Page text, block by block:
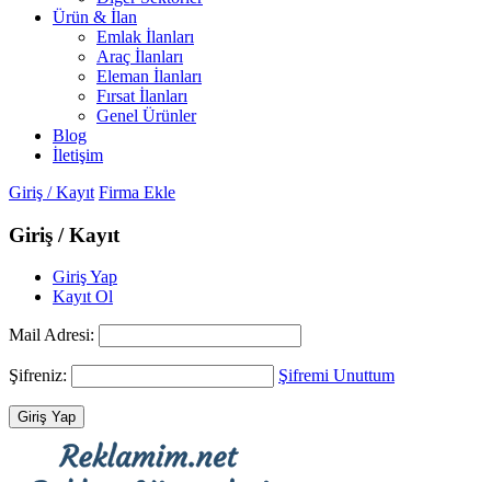
Ürün & İlan
Emlak İlanları
Araç İlanları
Eleman İlanları
Fırsat İlanları
Genel Ürünler
Blog
İletişim
Giriş / Kayıt Firma Ekle
Giriş / Kayıt
Giriş Yap
Kayıt Ol
Mail Adresi:
Şifreniz: Şifremi Unuttum